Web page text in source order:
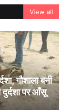
View all
गौशाला बनी
दुर्दशा पर आँसू